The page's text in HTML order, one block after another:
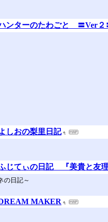
ンターのたわごと 〓Ver２
しおの梨里日記
じてぃの日記 『美貴と友理
日記～
MAKER